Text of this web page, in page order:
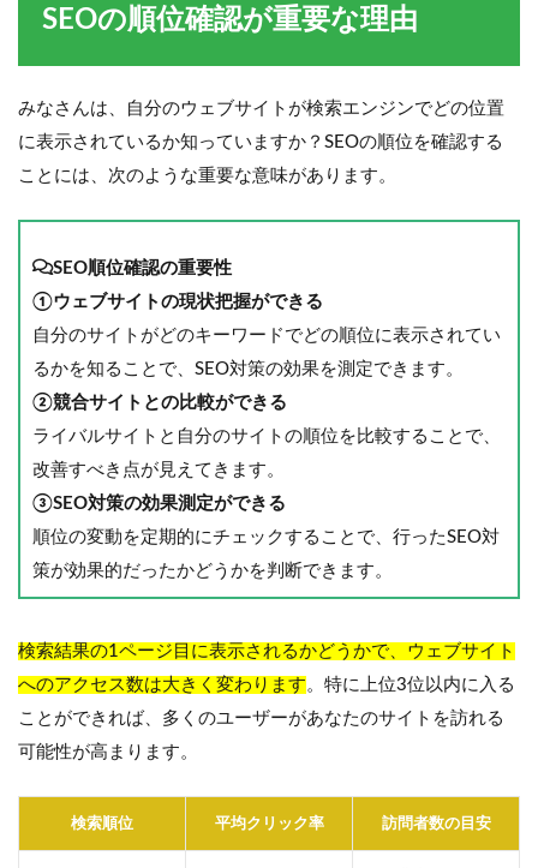
SEOの順位確認が重要な理由
みなさんは、自分のウェブサイトが検索エンジンでどの位置
に表示されているか知っていますか？SEOの順位を確認する
ことには、次のような重要な意味があります。
SEO順位確認の重要性
①ウェブサイトの現状把握ができる
自分のサイトがどのキーワードでどの順位に表示されてい
るかを知ることで、SEO対策の効果を測定できます。
②競合サイトとの比較ができる
ライバルサイトと自分のサイトの順位を比較することで、
改善すべき点が見えてきます。
③SEO対策の効果測定ができる
順位の変動を定期的にチェックすることで、行ったSEO対
策が効果的だったかどうかを判断できます。
検索結果の1ページ目に表示されるかどうかで、ウェブサイト
へのアクセス数は大きく変わります。特に上位3位以内に入る
ことができれば、多くのユーザーがあなたのサイトを訪れる
可能性が高まります。
検索順位 平均クリック率 訪問者数の目安